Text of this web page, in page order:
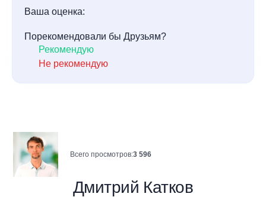
Ваша оценка:
Порекомендовали бы Друзьям?
Рекомендую
Не рекомендую
Всего просмотров:3 596
Дмитрий Катков